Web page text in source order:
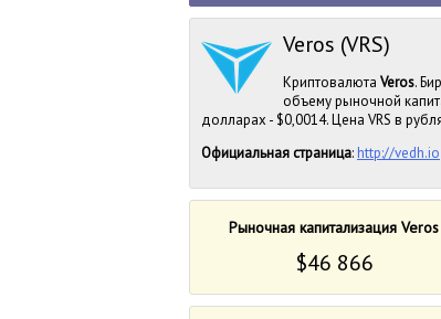
Veros (VRS)
Криптовалюта Veros.
объему рыночной
долларах - $0,0014. Цена VRS в
Официальная страница: http://vedh.io
Рыночная капитализация Veros
$46 866